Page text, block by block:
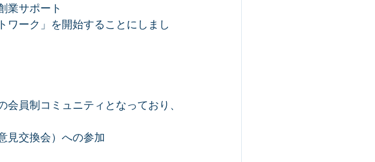
業サポート
ワーク」を開始することにしまし
員制コミュニティとなっており、
見交換会）への参加